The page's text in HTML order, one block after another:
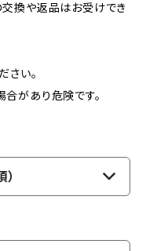
交換や返品はお受けでき
さい。
があり危険です。